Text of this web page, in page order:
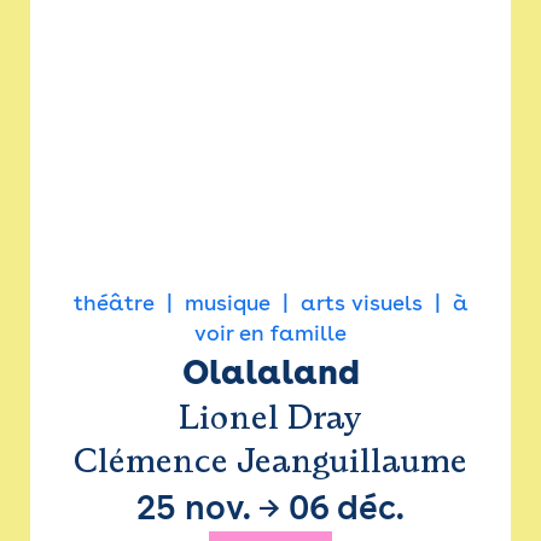
théâtre musique arts visuels
à
voir en famille
Olalaland
Lionel Dray
Clémence Jeanguillaume
25 nov. → 06 déc.